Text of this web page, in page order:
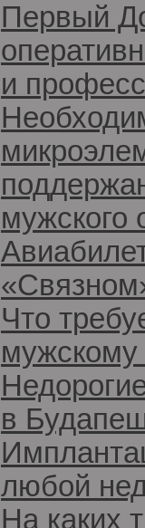
Первый
и
мужского
Что
мужскому
в
любой
На каких